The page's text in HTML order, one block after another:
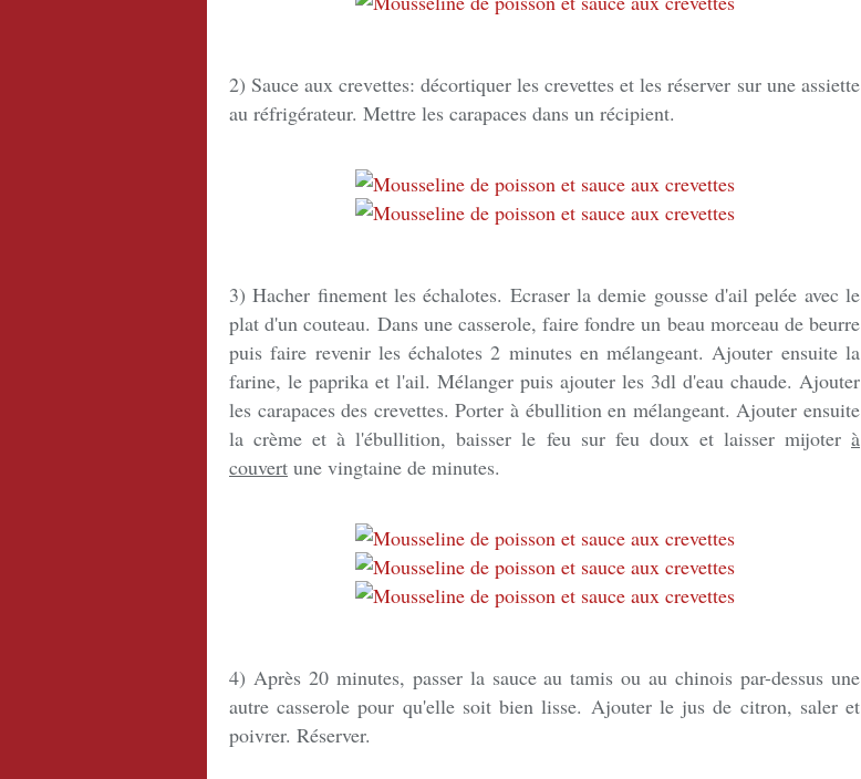
2) Sauce aux crevettes: décortiquer les crevettes et les réserver sur une assiette
au réfrigérateur. Mettre les carapaces dans un récipient.
3) Hacher finement les échalotes. Ecraser la demie gousse d'ail pelée avec le
plat d'un couteau. Dans une casserole, faire fondre un beau morceau de beurre
puis faire revenir les échalotes 2 minutes en mélangeant. Ajouter ensuite la
farine, le paprika et l'ail. Mélanger puis ajouter les 3dl d'eau chaude. Ajouter
les carapaces des crevettes. Porter à ébullition en mélangeant. Ajouter ensuite
la crème et à l'ébullition, baisser le feu sur feu doux et laisser mijoter à
couvert une vingtaine de minutes.
4) Après 20 minutes, passer la sauce au tamis ou au chinois par-dessus une
autre casserole pour qu'elle soit bien lisse. Ajouter le jus de citron, saler et
poivrer. Réserver.